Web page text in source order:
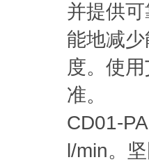
并提供
能地减
度。使
准。
CD01-
l/min。